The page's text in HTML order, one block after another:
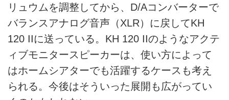
リュウムを調整してから、D/Aコンバーターで
バランスアナログ音声（XLR）に戻してKH
120 IIに送っている。KH 120 IIのようなアクテ
ィブモニタースピーカーは、使い方によって
はホームシアターでも活躍するケースも考え
られる。今後はそういった展開も広がってい